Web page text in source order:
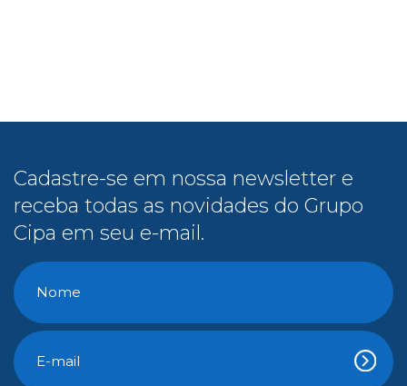
Cadastre-se em nossa newsletter e
receba todas as novidades do Grupo
Cipa em seu e-mail.